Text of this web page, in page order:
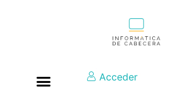
Acceder